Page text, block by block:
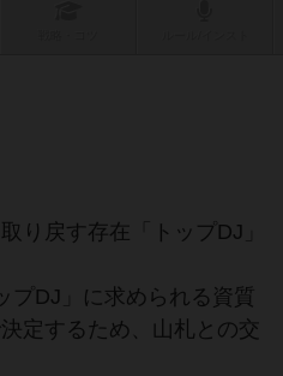
り戻す存在「トップDJ」
プDJ」に求められる資質
定するため、山札との交